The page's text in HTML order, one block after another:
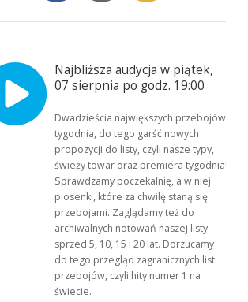
Najbliższa audycja w piątek,
07 sierpnia po godz. 19:00
Dwadzieścia największych przebojów
tygodnia, do tego garść nowych
propozycji do listy, czyli nasze typy,
świeży towar oraz premiera tygodnia!
Sprawdzamy poczekalnię, a w niej
piosenki, które za chwilę staną się
przebojami. Zaglądamy też do
archiwalnych notowań naszej listy
sprzed 5, 10, 15 i 20 lat. Dorzucamy
do tego przegląd zagranicznych list
przebojów, czyli hity numer 1 na
świecie.